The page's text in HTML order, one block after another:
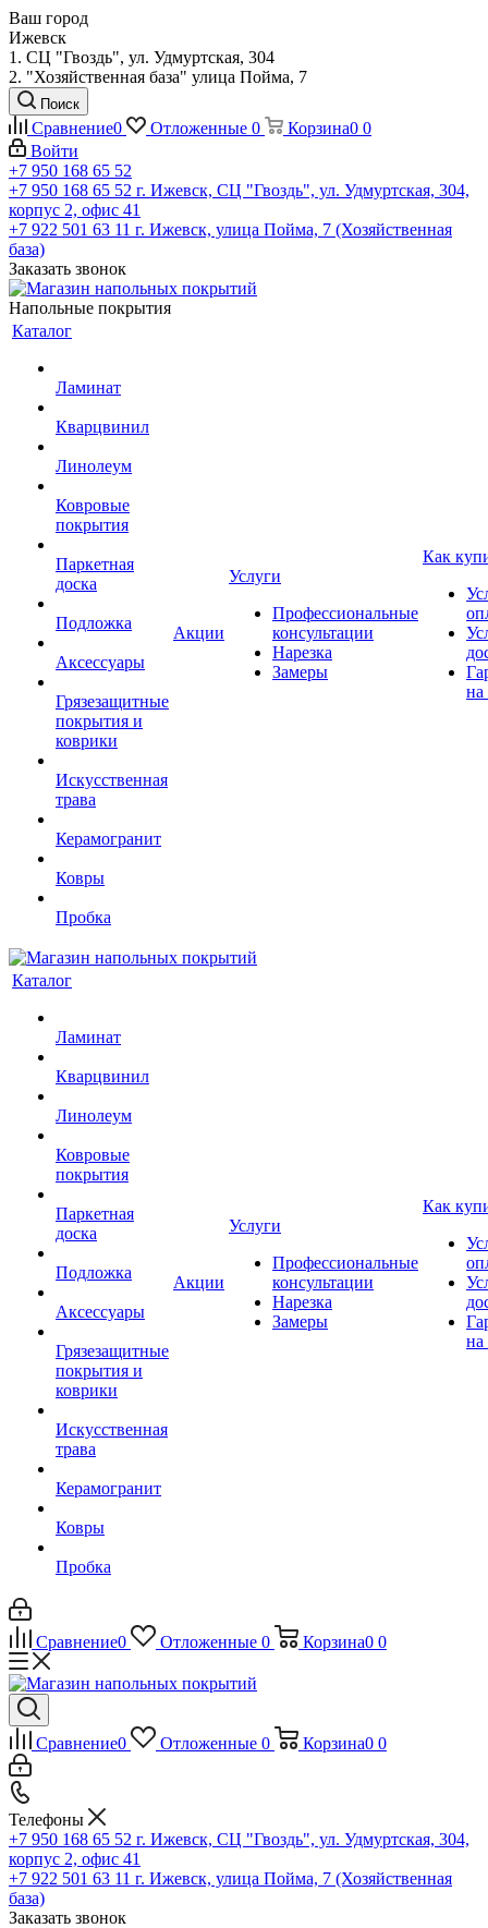
Ваш город
Ижевск
1. СЦ "Гвоздь", ул. Удмуртская, 304
2. "Хозяйственная база" улица Пойма, 7
Поиск
Сравнение0 Отложенные 0 Корзина0 0
Войти
+7 950 168 65 52
+7 950 168 65 52 г. Ижевск, СЦ "Гвоздь", ул. Удмуртская, 304,
корпус 2, офис 41
+7 922 501 63 11 г. Ижевск, улица Пойма, 7 (Хозяйственная
база)
Заказать звонок
Напольные покрытия
Каталог
Ламинат
Кварцвинил
Линолеум
Ковровые
покрытия
Паркетная
доска
Подложка
Аксессуары
Грязезащитные
покрытия и
коврики
Искусственная
трава
Керамогранит
Ковры
Пробка
Акции
Услуги
Профессиональные
консультации
Нарезка
Замеры
Как
на
Каталог
Ламинат
Кварцвинил
Линолеум
Ковровые
покрытия
Паркетная
доска
Подложка
Аксессуары
Грязезащитные
покрытия и
коврики
Искусственная
трава
Керамогранит
Ковры
Пробка
Акции
Услуги
Профессиональные
консультации
Нарезка
Замеры
Как
на
Сравнение0 Отложенные 0 Корзина0 0
Сравнение0 Отложенные 0 Корзина0 0
Телефоны
+7 950 168 65 52 г. Ижевск, СЦ "Гвоздь", ул. Удмуртская, 304,
корпус 2, офис 41
+7 922 501 63 11 г. Ижевск, улица Пойма, 7 (Хозяйственная
база)
Заказать звонок